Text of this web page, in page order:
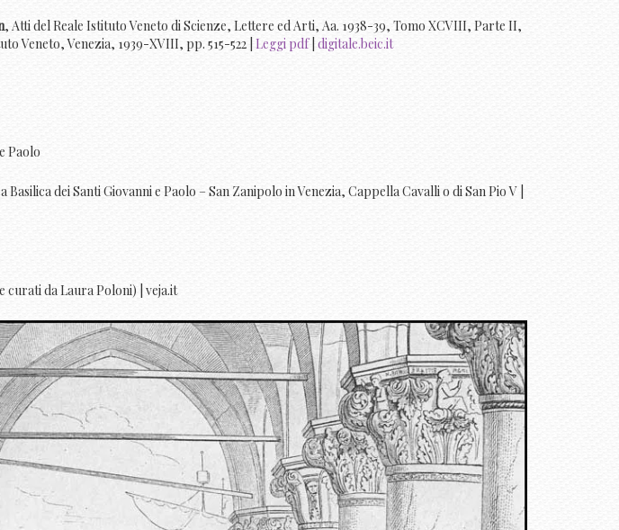
, Atti del Reale Istituto Veneto di Scienze, Lettere ed Arti, Aa. 1938-39, Tomo XCVIII, Parte II,
Veneto, Venezia, 1939-XVIII, pp. 515-522 | Leggi pdf| digitale.beic.it
dei Santi Giovanni e Paolo – San Zanipolo in Venezia, Cappella Cavalli o di San Pio V |
curati da Laura Poloni) | veja.it